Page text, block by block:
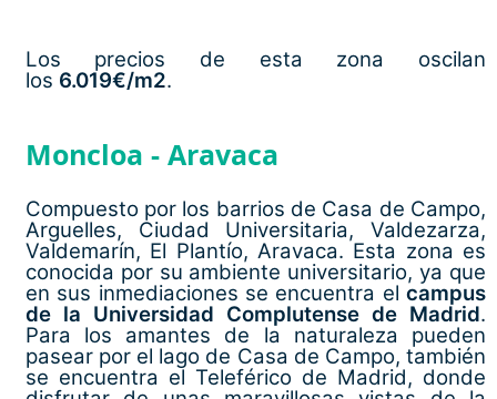
Los precios de esta zona oscilan
los 6.019€/m2.
Moncloa - Aravaca
Compuesto por los barrios de Casa de Campo,
Arguelles, Ciudad Universitaria, Valdezarza,
Valdemarín, El Plantío, Aravaca. Esta zona es
conocida por su ambiente universitario, ya que
en sus inmediaciones se encuentra el campus
de la Universidad Complutense de Madrid.
Para los amantes de la naturaleza pueden
pasear por el lago de Casa de Campo, también
se encuentra el Teleférico de Madrid, donde